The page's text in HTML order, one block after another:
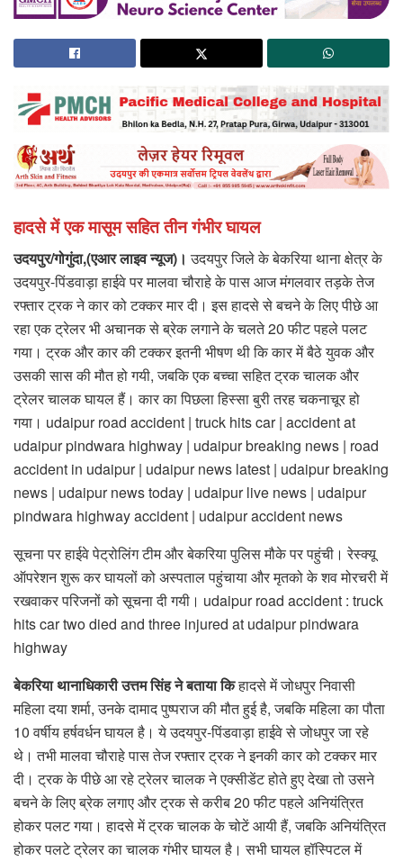
हादसे में एक मासूम सहित तीन गंभीर घायल
उदयपुर/गोगुंदा,(एआर लाइव न्यूज)। उदयपुर जिले के बेकरिया थाना क्षेत्र के
उदयपुर-पिंडवाड़ा हाईवे पर मालवा चौराहे के पास आज मंगलवार तड़के तेज
रफ्तार ट्रक ने कार को टक्कर मार दी। इस हादसे से बचने के लिए पीछे आ
रहा एक ट्रेलर भी अचानक से ब्रेक लगाने के चलते 20 फीट पहले पलट
गया। ट्रक और कार की टक्कर इतनी भीषण थी कि कार में बैठे युवक और
उसकी सास की मौत हो गयी, जबकि एक बच्चा सहित ट्रक चालक और
ट्रेलर चालक घायल हैं। कार का पिछला हिस्सा बुरी तरह चकनाचूर हो
गया। udaipur road accident | truck hits car | accident at
udaipur pindwara highway | udaipur breaking news | road
accident in udaipur | udaipur news latest | udaipur breaking
news | udaipur news today | udaipur live news | udaipur
pindwara highway accident | udaipur accident news
सूचना पर हाईवे पेट्रोलिंग टीम और बेकरिया पुलिस मौके पर पहुंची। रेस्क्यू
ऑपरेशन शुरू कर घायलों को अस्पताल पहुंचाया और मृतको के शव मोरचरी में
रखवाकर परिजनों को सूचना दी गयी। udaipur road accident : truck
hits car two died and three injured at udaipur pindwara
highway
बेकरिया थानाधिकारी उत्तम सिंह ने बताया किहादसे में जोधपुर निवासी
महिला दया शर्मा, उनके दामाद पुष्पराज की मौत हुई है, जबकि महिला का पौता
10 वर्षीय हर्षवर्धन घायल है। ये उदयपुर-पिंडवाड़ा हाईवे से जोधपुर जा रहे
थे। तभी मालवा चौराहे पास तेज रफ्तार ट्रक ने इनकी कार को टक्कर मार
दी। ट्रक के पीछे आ रहे ट्रेलर चालक ने एक्सीडेंट होते हुए देखा तो उसने
बचने के लिए ब्रेक लगाए और ट्रक से करीब 20 फीट पहले अनियंत्रित
होकर पलट गया। हादसे में ट्रक चालक के चोटें आयी हैं, जबकि अनियंत्रित
होकर पलटे ट्रेलर का चालक गंभीर घायल है। सभी घायल हॉस्पिटल में